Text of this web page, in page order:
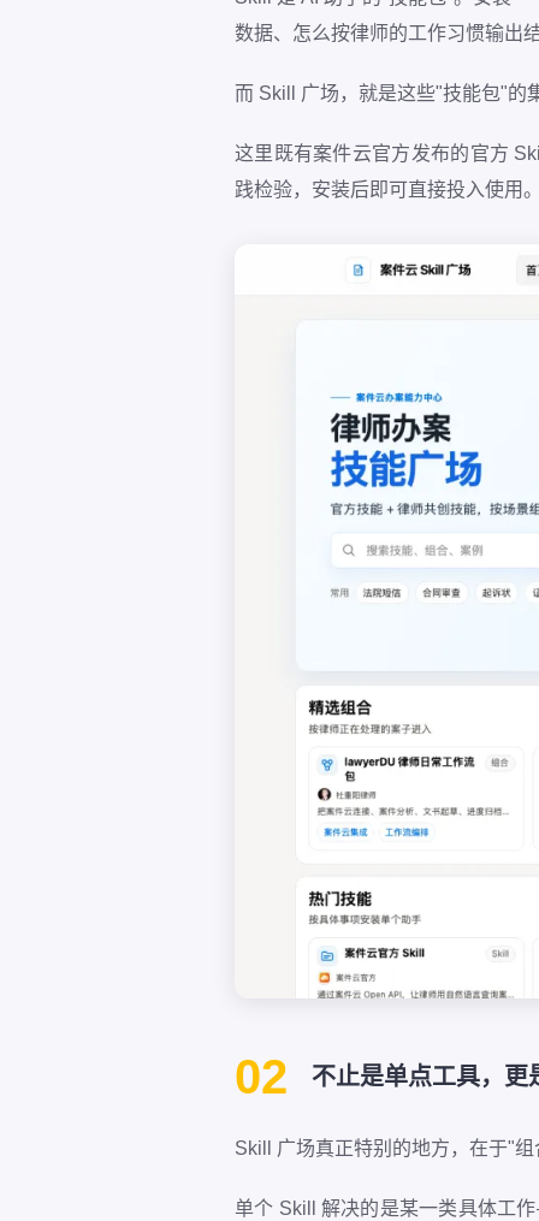
数据、怎么按律师的工作习惯输出
而 Skill 广场，就是这些"技能包"的
这里既有案件云官方发布的官方
践检验，安装后即可直接投入使用
02 不止是单点工具，更
Skill 广场真正特别的地方，在于"
单个 Skill 解决的是某一类具体工